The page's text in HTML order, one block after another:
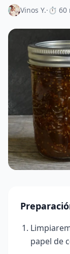
Vinos Y.·⏱ 60
papel de